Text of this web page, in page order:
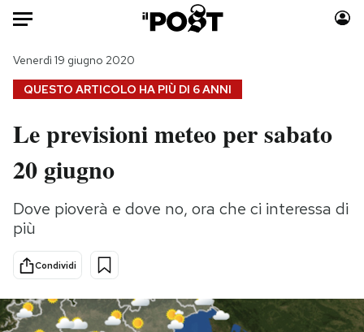
HOME
Italia
Politica
Tecnologia
Scienza
Cultura
Economia
Sport
Moda
Storie/Idee
Altrecose
Mondiali calcio 2026
QUESTO ARTICOLO HA PIÙ DI 6 ANNI
Venerdì 19 giugno 2020
Le previsioni meteo per sabato
20 giugno
Dove pioverà e dove no, ora che ci interessa di
più
Condividi